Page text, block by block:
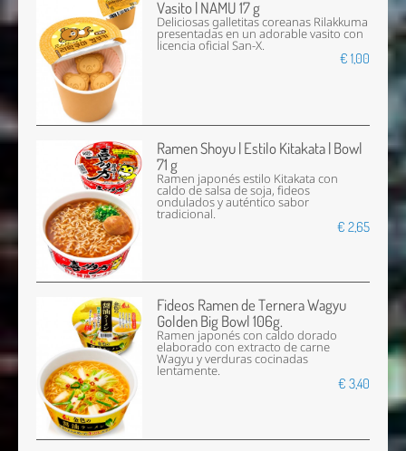
Vasito | NAMU 17 g
Deliciosas galletitas coreanas Rilakkuma
presentadas en un adorable vasito con
licencia oficial San-X.
€ 1,00
Ramen Shoyu | Estilo Kitakata | Bowl
71 g
Ramen japonés estilo Kitakata con
caldo de salsa de soja, fideos
ondulados y auténtico sabor
tradicional.
€ 2,65
Fideos Ramen de Ternera Wagyu
Golden Big Bowl 106g.
Ramen japonés con caldo dorado
elaborado con extracto de carne
Wagyu y verduras cocinadas
lentamente.
€ 3,40